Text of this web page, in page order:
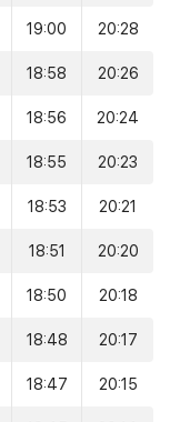
19:00 20:28
18:58 20:26
18:56 20:24
18:55 20:23
18:53 20:21
18:51 20:20
18:50 20:18
18:48 20:17
18:47 20:15